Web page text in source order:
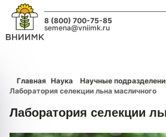
8 (800) 700-75-85
semena@vniimk.ru
Главная Наука Научные
Лаборатория селекции льна масличного
Лаборатория селекции